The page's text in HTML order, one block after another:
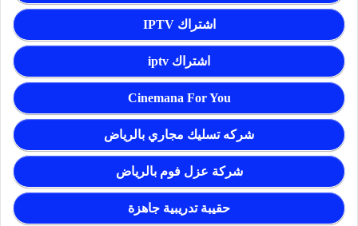
اشتراك IPTV
اشتراك iptv
Cinemana For You
شركه تسليك مجاري بالرياض
شركة عزل فوم بالرياض
حقيبة تدريبية جاهزة